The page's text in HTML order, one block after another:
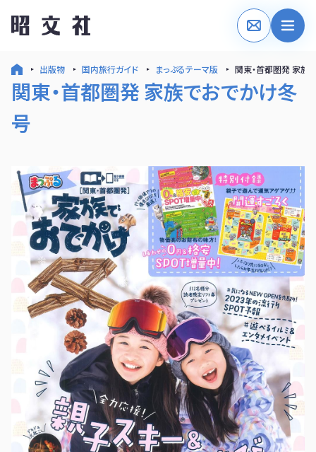
関東・首都圏発 家族でおでかけ冬
号
出版物 国内旅行ガイド まっぷるテーマ版 関東・首都圏発 家族